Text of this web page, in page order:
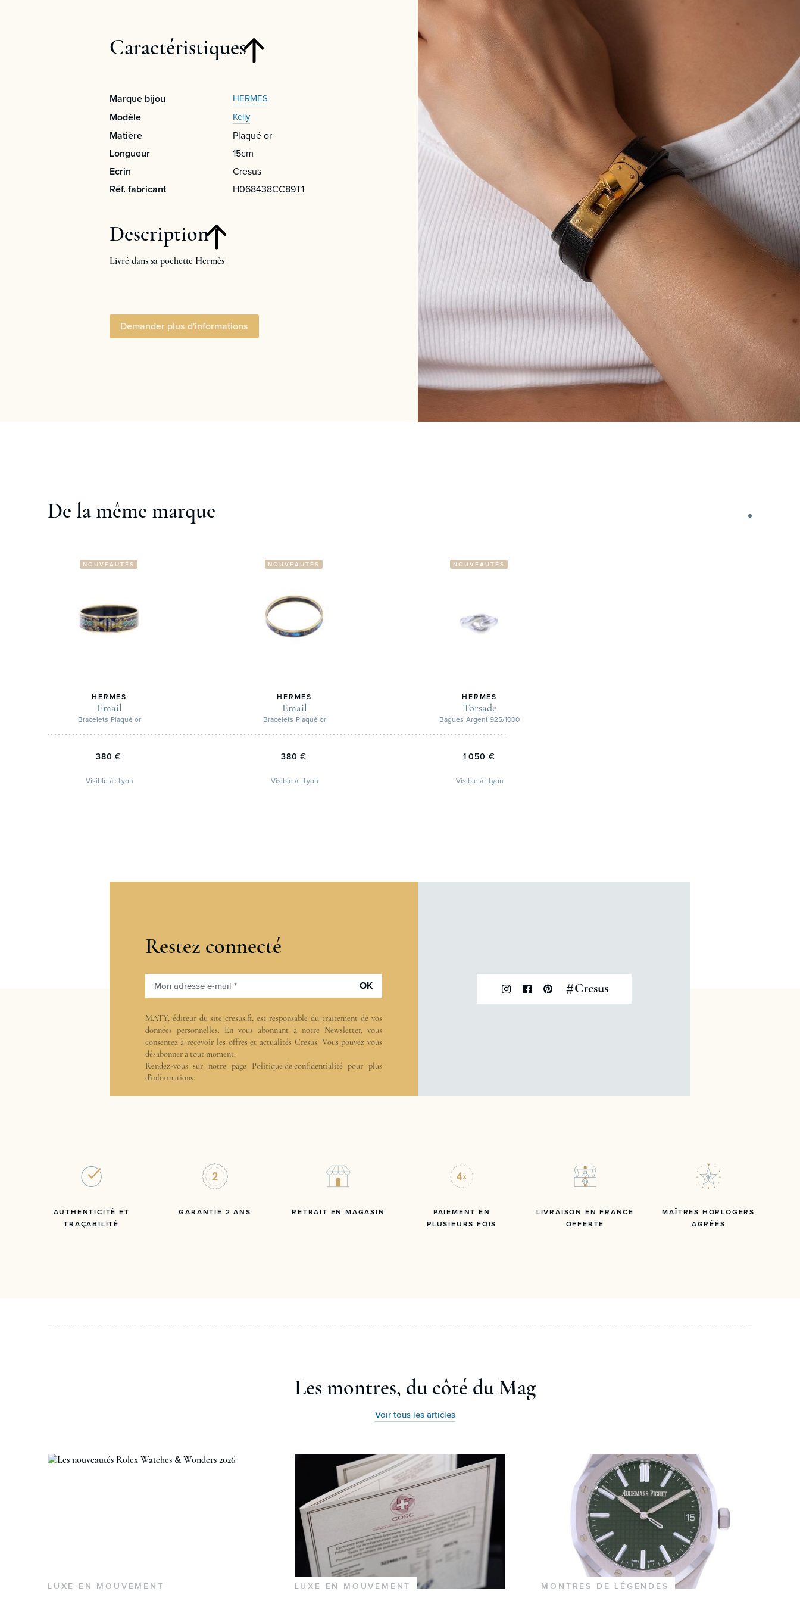
Caractéristiques
Marque bijou HERMES
Modèle Kelly
Matière
Plaqué or
Longueur
15cm
Ecrin
Cresus
Réf. fabricant
H068438CC89T1
Description
Livré dans sa pochette Hermès
Demander plus d'informations
De la même marque
NOUVEAUTÉS
HERMES
Email
Bracelets Plaqué or
380 €
Visible à : Lyon
NOUVEAUTÉS
HERMES
Email
Bracelets Plaqué or
380 €
Visible à : Lyon
NOUVEAUTÉS
HERMES
Torsade
Bagues Argent 925/1000
1 050 €
Visible à : Lyon
Restez connecté
Mon adresse e-mail * OK
MATY, éditeur du site cresus.fr, est responsable du traitement de vos
données personnelles. En vous abonnant à notre Newsletter, vous
consentez à recevoir les offres et actualités Cresus. Vous pouvez vous
désabonner à tout moment.
Rendez-vous sur notre page Politique de confidentialitépour plus
d’informations.
#Cresus
AUTHENTICITÉ ET
TRAÇABILITÉ
GARANTIE 2 ANS RETRAIT EN MAGASIN
PAIEMENT EN
PLUSIEURS FOIS
LIVRAISON EN FRANCE
OFFERTE
MAÎTRES HORLOGERS
AGRÉÉS
Les montres, du côté du Mag
Voir tous les articles
LUXE EN MOUVEMENT LUXE EN MOUVEMENT MONTRES DE LÉGENDES